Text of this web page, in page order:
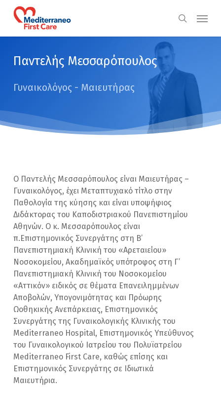
search
Menu
Παντελής Μεσσαρόπουλος
Γυναικολόγος - Μαιευτήρας
Ο Παντελής Μεσσαρόπουλος είναι Μαιευτήρας –
Γυναικολόγος, έχει Μεταπτυχιακό τίτλο στην
Παθολογία της κύησης και είναι υποψήφιος
Διδάκτορας του Καποδιστριακού Πανεπιστημίου
Αθηνών. Ο κ. Μεσσαρόπουλος είναι
π.Επιστημονικός Συνεργάτης στη Β’
Πανεπιστημιακή Κλινική του «Αρεταιείου»
Νοσοκομείου, Ακαδημαϊκός υπότροφος στη Γ’
Πανεπιστημιακή Κλινική του Νοσοκομείου
«Αττικόν» ειδικός σε θέματα Επανειλημμένων
Αποβολών, Υπογονιμότητας και Πρόωρης
Ωοθηκικής Ανεπάρκειας, Επιστημονικός
Συνεργάτης της Γυναικολογικής Κλινικής του
Mediterraneo Hospital, Επιστημονικός Υπεύθυνος
του Γυναικολογικού Ιατρείου του Πολυϊατρείου
Mediterraneo First Care, καθώς επίσης και
Επιστημονικός Συνεργάτης σε Ιδιωτικά
Μαιευτήρια.